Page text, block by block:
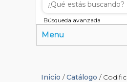
Búsqueda avanzada
Menu
Inicio /Catálogo / Codificación del